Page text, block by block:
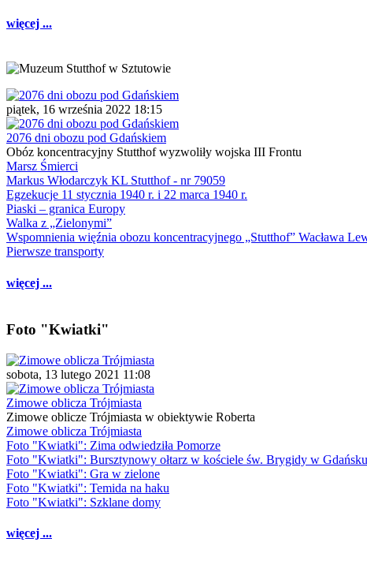
więcej ...
piątek, 16 września 2022 18:15
2076 dni obozu pod Gdańskiem
Obóz koncentracyjny Stutthof wyzwoliły wojska III Frontu
Marsz Śmierci
Markus Włodarczyk KL Stutthof - nr 79059
Egzekucje 11 stycznia 1940 r. i 22 marca 1940 r.
Piaski – granica Europy
Walka z „Zielonymi”
Wspomnienia więźnia obozu koncentracyjnego „Stutthof” Wacława
Pierwsze transporty
więcej ...
Foto "Kwiatki"
sobota, 13 lutego 2021 11:08
Zimowe oblicza Trójmiasta
Zimowe oblicze Trójmiasta w obiektywie Roberta
Zimowe oblicza Trójmiasta
Foto "Kwiatki": Zima odwiedziła Pomorze
Foto "Kwiatki": Bursztynowy ołtarz w kościele św. Brygidy w Gdańsku
Foto "Kwiatki": Gra w zielone
Foto "Kwiatki": Temida na haku
Foto "Kwiatki": Szklane domy
więcej ...